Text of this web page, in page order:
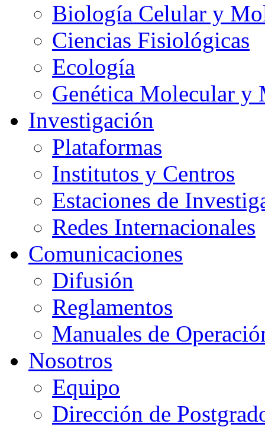
Biología Celular y
Ciencias Fisiológicas
Ecología
Genética Molecular
Investigación
Plataformas
Institutos y Centros
Estaciones de
Redes Internacionales
Comunicaciones
Difusión
Reglamentos
Manuales de
Nosotros
Equipo
Dirección de